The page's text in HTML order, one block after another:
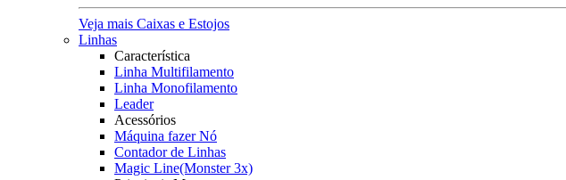
Veja mais Caixas e Estojos
Linhas
Característica
Linha Multifilamento
Linha Monofilamento
Leader
Acessórios
Máquina fazer Nó
Contador de Linhas
Magic Line(Monster 3x)